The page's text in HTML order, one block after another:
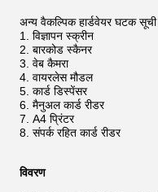
अन्य वैकल्पिक हार्डवेयर घटक सूची
विज्ञापन स्क्रीन
बारकोड स्कैनर
वेब कैमरा
वायरलेस मौडल
कार्ड डिस्पेंसर
मैनुअल कार्ड रीडर
A4 प्रिंटर
संपर्क रहित कार्ड रीडर
विवरण